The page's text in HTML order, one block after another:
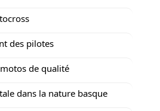
des pilotes
de qualité
dans la nature basque